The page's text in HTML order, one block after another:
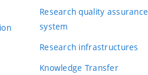
Research quality assurance
system
Research infrastructures
Knowledge Transfer